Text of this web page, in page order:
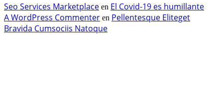
Seo Services Marketplace en El Covid-19 es humillante
A WordPress Commenter en Pellentesque Eliteget
Bravida Cumsociis Natoque